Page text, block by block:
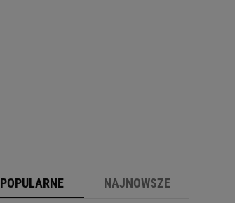
POPULARNE NAJNOWSZE